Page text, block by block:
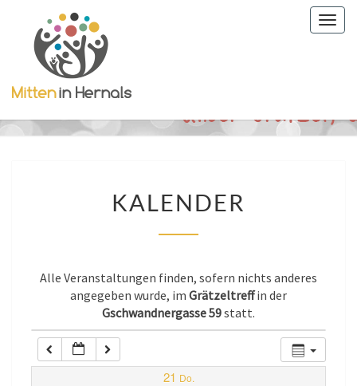
KALENDER
Alle Veranstaltungen finden, sofern nichts anderes
angegeben wurde, im Grätzeltreffin der
Gschwandnergasse 59statt.
21 Do.
0:00
1:00
2:00
7:00